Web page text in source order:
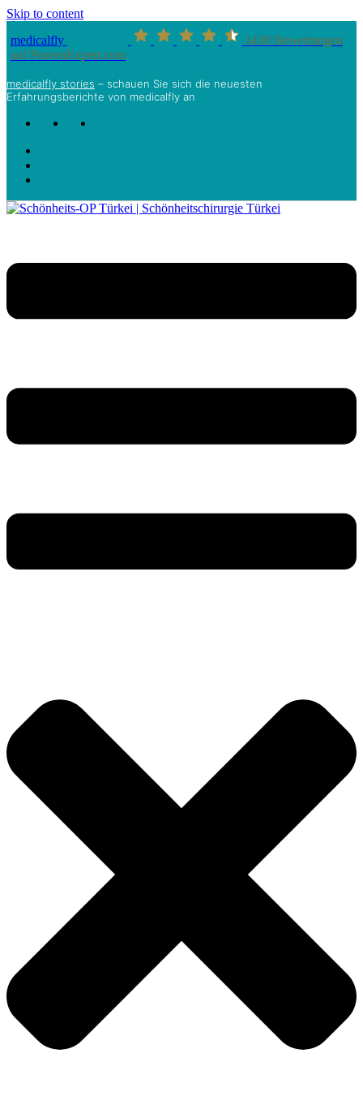
Skip to content
medicalfly
1430 Bewertungen
auf ProvenExpert.com
medicalfly stories – schauen Sie sich die neuesten
Erfahrungsberichte von medicalfly an